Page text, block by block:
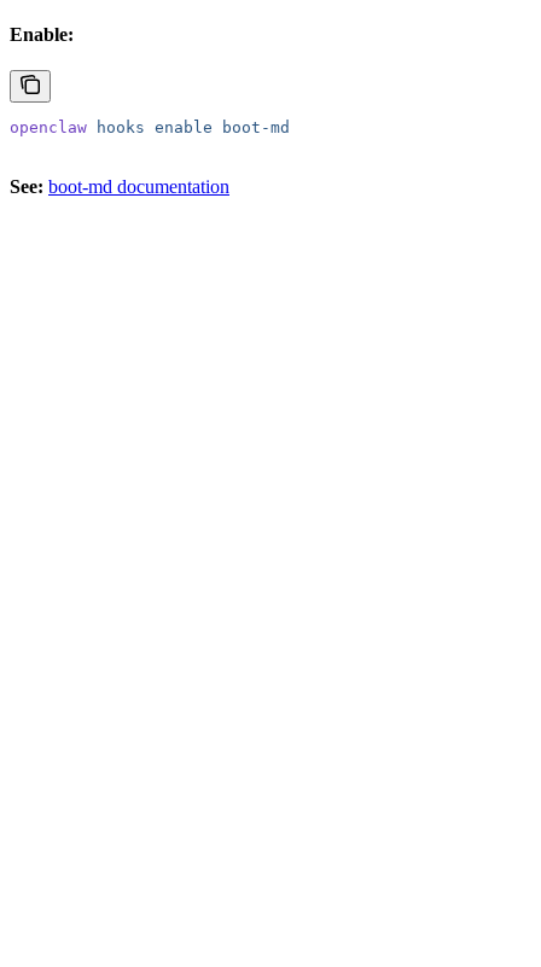
Enable:
openclaw hooks enable boot-md
See: boot-md documentation